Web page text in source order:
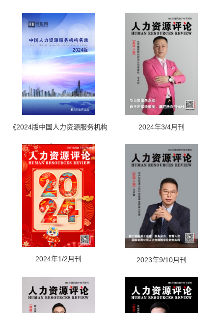
《2024版中国人力资源服务机构
名录》
2024年3/4月刊
2024年1/2月刊 2023年9/10月刊